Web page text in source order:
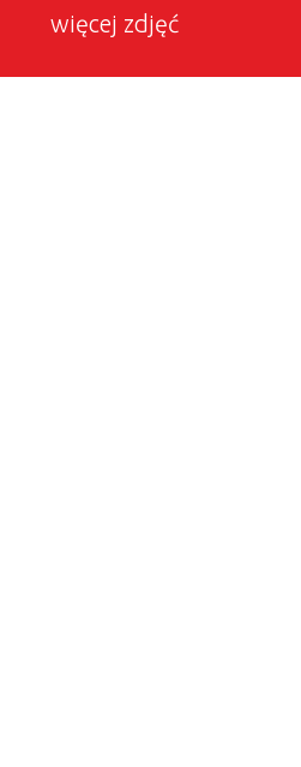
więcej zdjęć